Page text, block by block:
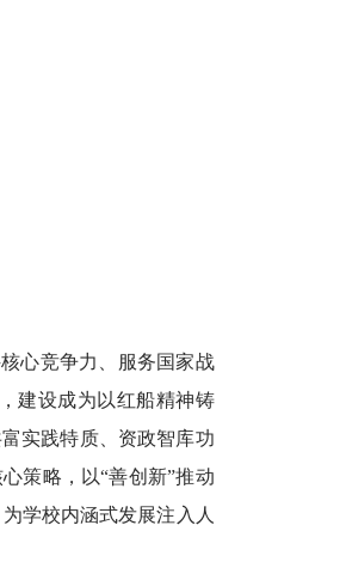
心竞争力、服务国家战
建设成为以红船精神铸
实践特质、资政智库功
策略，以“善创新”推动
学校内涵式发展注入人